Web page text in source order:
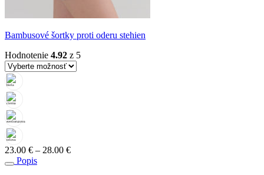
Bambusové šortky proti oderu stehien
Hodnotenie 4.92 z 5
23.00 € – 28.00 €Price
Popis